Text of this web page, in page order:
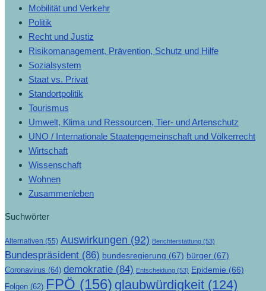
Mobilität und Verkehr
Politik
Recht und Justiz
Risikomanagement, Prävention, Schutz und Hilfe
Sozialsystem
Staat vs. Privat
Standortpolitik
Tourismus
Umwelt, Klima und Ressourcen, Tier- und Artenschutz
UNO / Internationale Staatengemeinschaft und Völkerrecht
Wirtschaft
Wissenschaft
Wohnen
Zusammenleben
Suchwörter
Alternativen (55) Auswirkungen (92) Berichterstattung (53)
Bundespräsident (86) bundesregierung (67) bürger (67)
Coronavirus (64) demokratie (84) Entscheidung (53) Epidemie (66)
Folgen (62) FPÖ (156) glaubwürdigkeit (124)